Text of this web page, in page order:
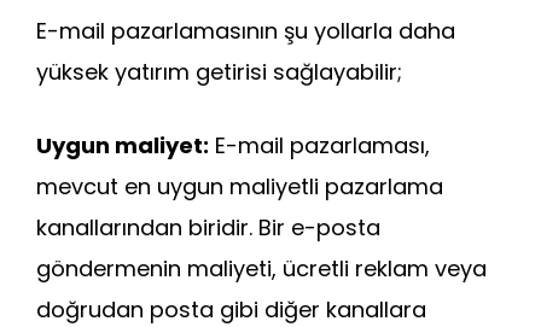
E-mail pazarlamasının şu yollarla daha
yüksek yatırım getirisi sağlayabilir;
Uygun maliyet: E-mail pazarlaması,
mevcut en uygun maliyetli pazarlama
kanallarından biridir. Bir e-posta
göndermenin maliyeti, ücretli reklam veya
doğrudan posta gibi diğer kanallara